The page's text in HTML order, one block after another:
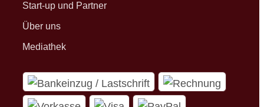
Start-up und Partner
Über uns
Mediathek